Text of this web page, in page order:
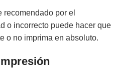
por el
o incorrecto puede hacer que
o no imprima en absoluto.